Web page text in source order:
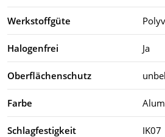
Werkstoffgüte
Halogenfrei Ja
Oberflächenschutz
Farbe
Schlagfestigkeit IK07